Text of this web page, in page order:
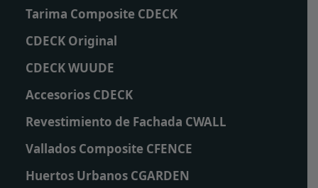
Tarima Composite CDECK
CDECK Original
CDECK WUUDE
Accesorios CDECK
Revestimiento de Fachada CWALL
Vallados Composite CFENCE
Huertos Urbanos CGARDEN